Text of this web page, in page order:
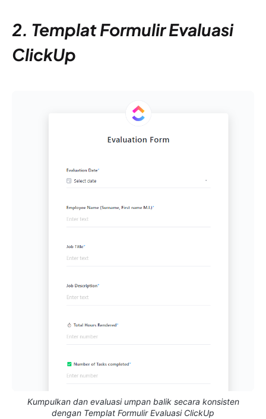
2. Templat Formulir Evaluasi
ClickUp
Kumpulkan dan evaluasi umpan balik secara konsisten
dengan Templat Formulir Evaluasi ClickUp